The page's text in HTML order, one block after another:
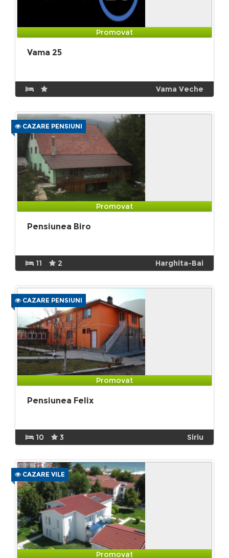
Promovat
Vama 25
Vama Veche
CAZARE PENSIUNI
Promovat
Pensiunea Biro
11 2 Harghita-Bai
CAZARE PENSIUNI
Promovat
Pensiunea Felix
10 3 Siriu
CAZARE VILE
Promovat